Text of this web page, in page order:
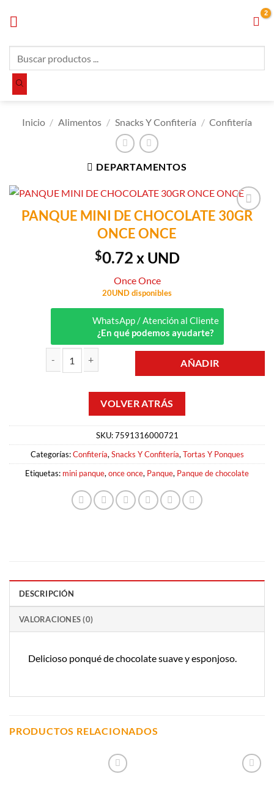
productos
Inicio / Alimentos / Snacks Y Confitería / Confitería
DEPARTAMENTOS
Añadir a
PANQUE MINI DE CHOCOLATE 30GR
ONCE ONCE
$0.72 x UND
Once Once
20UND disponibles
WhatsApp / Atención al Cliente
¿En qué podemos ayudarte?
PANQUE MINI DE CHOCOLATE 30GR ONCE ONCE cantidad
AÑADIR
SKU:7591316000721
Categorías:Confitería, Snacks Y Confitería, Tortas Y Ponques
Etiquetas: mini panque, once once, Panque, Panque de chocolate
DESCRIPCIÓN
VALORACIONES (0)
Delicioso ponqué de chocolate suave y esponjoso.
PRODUCTOS RELACIONADOS